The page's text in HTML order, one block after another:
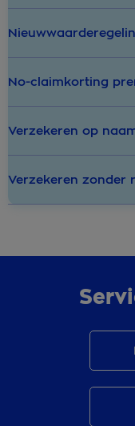
No-claimkorting
Verzekeren op
Verzekeren zonder